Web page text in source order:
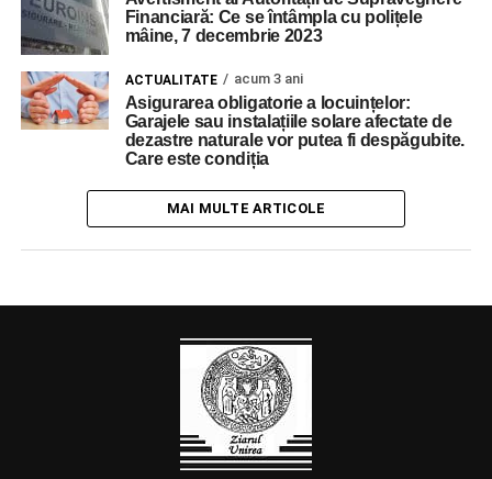
Financiară: Ce se întâmpla cu polițele
mâine, 7 decembrie 2023
ACTUALITATE acum 3 ani
Asigurarea obligatorie a locuințelor:
Garajele sau instalațiile solare afectate de
dezastre naturale vor putea fi despăgubite.
Care este condiția
MAI MULTE ARTICOLE